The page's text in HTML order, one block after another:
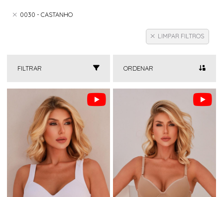
0030 - CASTANHO
LIMPAR FILTROS
FILTRAR ORDENAR